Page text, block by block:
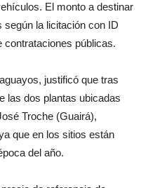
El monto a destinar
la licitación con ID
contrataciones públicas.
justificó que tras
las dos plantas ubicadas
Troche (Guairá),
que en los sitios están
del año.